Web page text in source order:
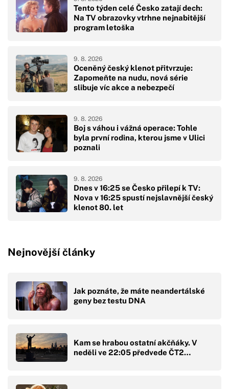
Tento týden celé Česko zatají dech:
Na TV obrazovky vtrhne nejnabitější
program letoška
Oceněný český klenot přitvrzuje:
Zapomeňte na nudu, nová série
slibuje víc akce a nebezpečí
9. 8. 2026
Boj s váhou i vážná operace: Tohle
byla první rodina, kterou jsme v Ulici
poznali
9. 8. 2026
Dnes v 16:25 se Česko přilepí k TV:
Nova v 16:25 spustí nejslavnější český
klenot 80. let
9. 8. 2026
Nejnovější články
Jak poznáte, že máte neandertálské
geny bez testu DNA
Kam se hrabou ostatní akčňáky. V
neděli ve 22:05 předvede ČT2…